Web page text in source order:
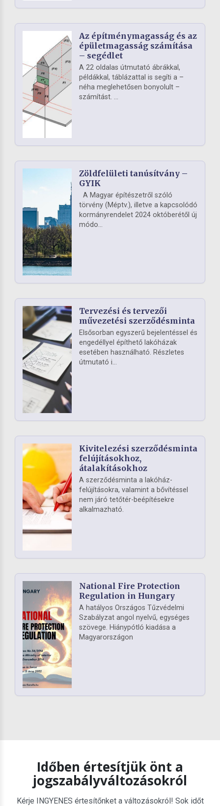
Az építménymagasság és az
épületmagasság számítása
– segédlet
A 22 oldalas útmutató ábrákkal,
példákkal, táblázattal is segíti a –
néha meglehetősen bonyolult –
számítást. ...
Zöldfelületi tanúsítvány –
GYIK
A Magyar építészetről szóló
törvény (Méptv.), illetve a kapcsolódó
kormányrendelet 2024 októberétől új
módo...
Tervezési és tervezői
művezetési szerződésminta
Elsősorban egyszerű bejelentéssel és
engedéllyel építhető lakóházak
esetében használható. Részletes
útmutató i...
Kivitelezési szerződésminta
felújításokhoz,
átalakításokhoz
A szerződésminta a lakóház-
felújításokra, valamint a bővítéssel
nem járó tetőtér-beépítésekre
alkalmazható.
National Fire Protection
Regulation in Hungary
A hatályos Országos Tűzvédelmi
Szabályzat angol nyelvű, egységes
szövege. Hiánypótló kiadása a
Magyarországon
Időben értesítjük önt a
jogszabályváltozásokról
Kérje INGYENES értesítőnket a változásokról! Sok időt